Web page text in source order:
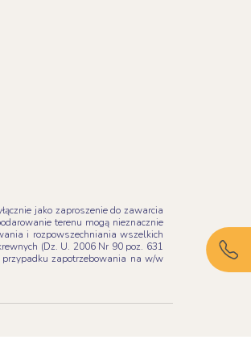
jako zaproszenie do zawarcia
terenu mogą nieznacznie
i rozpowszechniania wszelkich
(Dz. U. 2006 Nr 90 poz. 631
zapotrzebowania na w/w